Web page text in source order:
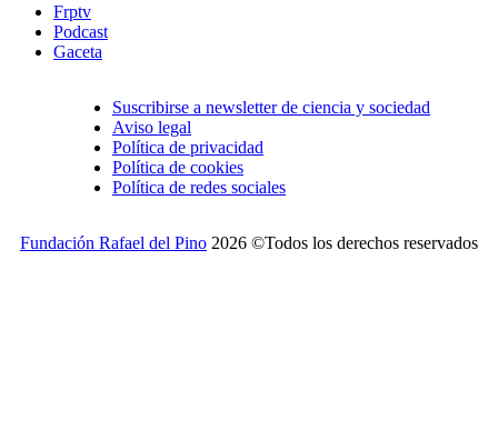
Frptv
Podcast
Gaceta
Suscribirse a newsletter de ciencia y sociedad
Aviso legal
Política de privacidad
Política de cookies
Política de redes sociales
Fundación Rafael del Pino 2026 ©Todos los derechos reservados